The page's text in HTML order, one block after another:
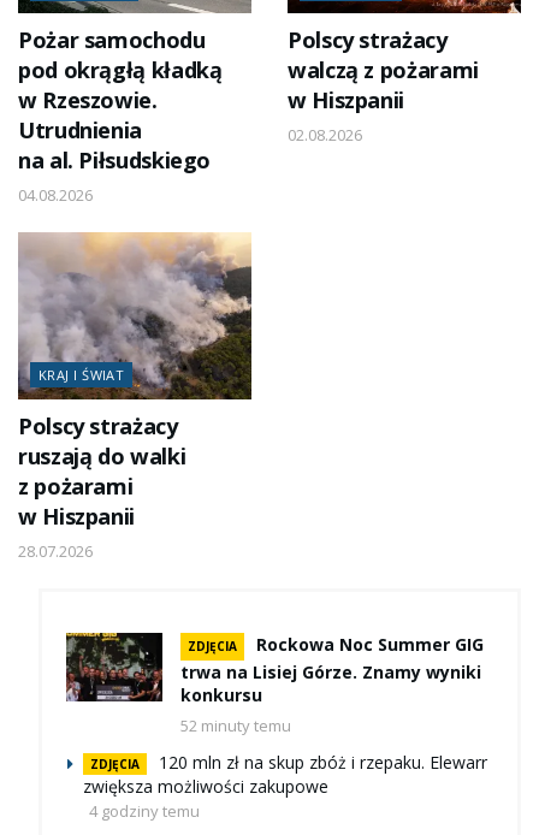
Pożar samochodu
pod okrągłą kładką
w Rzeszowie.
Utrudnienia
na al. Piłsudskiego
04.08.2026
Polscy strażacy
walczą z pożarami
w Hiszpanii
02.08.2026
KRAJ I ŚWIAT
Polscy strażacy
ruszają do walki
z pożarami
w Hiszpanii
28.07.2026
ZDJĘCIA
Rockowa Noc Summer GIG
trwa na Lisiej Górze. Znamy wyniki
konkursu
52 minuty temu
ZDJĘCIA
120 mln zł na skup zbóż i rzepaku. Elewarr
zwiększa możliwości zakupowe
4 godziny temu